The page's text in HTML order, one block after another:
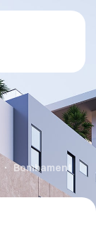
Bombament